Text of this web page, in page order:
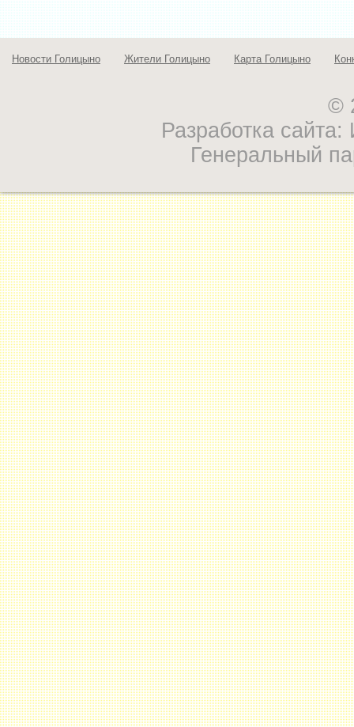
Новости Голицыно Жители Голицыно Карта Голицыно
©
Разработка
Генеральный